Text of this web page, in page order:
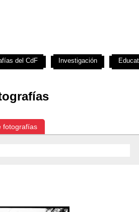
fotografías
del CdF Investigación